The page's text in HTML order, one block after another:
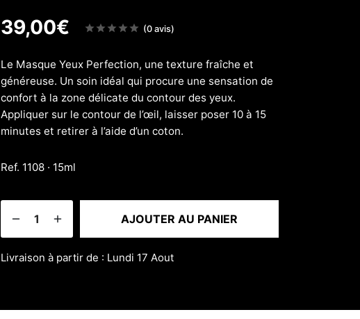
39,00€
Note
(0 avis)
Le Masque Yeux Perfection, une texture fraîche et
généreuse. Un soin idéal qui procure une sensation de
confort à la zone délicate du contour des yeux.
Appliquer sur le contour de l’œil, laisser poser 10 à 15
minutes et retirer à l’aide d’un coton.
Ref. 1108 · 15ml
AJOUTER AU PANIER
Livraison à partir de : Lundi 17 Aout